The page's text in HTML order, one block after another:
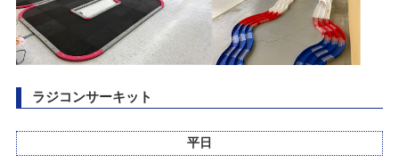
〈RC/イベント〉「T.D.R 2022 SAPPORO」開催のご案内
2022/05/02
ゴールデンウィーク期間中の営業時間変更のお知らせ
2026/04/07(火)～2026/05/17(日)
カテゴリ：プラモデル
2026/03/29(日)
ラジコンサーキット
平日